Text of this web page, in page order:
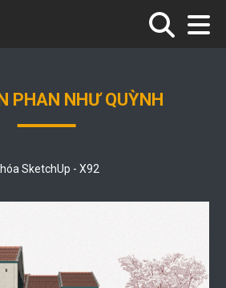
PHAN NHƯ QUỲNH
SketchUp - X92